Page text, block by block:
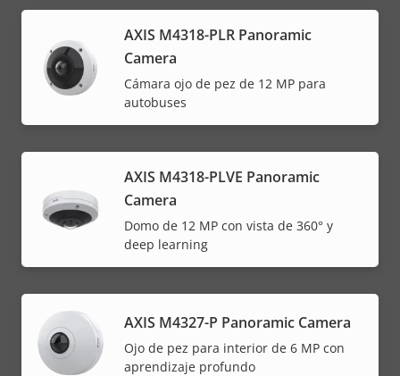
AXIS M4318-PLR Panoramic
Camera
Cámara ojo de pez de 12 MP para
autobuses
AXIS M4318-PLVE Panoramic
Camera
Domo de 12 MP con vista de 360° y
deep learning
AXIS M4327-P Panoramic Camera
Ojo de pez para interior de 6 MP con
aprendizaje profundo